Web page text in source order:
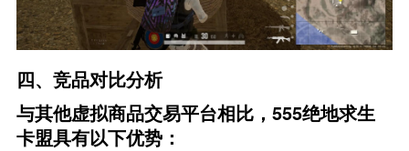
四、竞品对比分析
与其他虚拟商品交易平台相比，555绝地求生
卡盟具有以下优势：